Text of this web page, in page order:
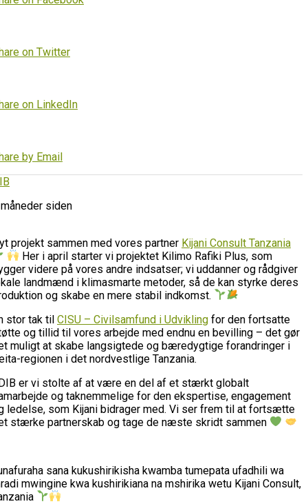
on Twitter
on LinkedIn
by Email
siden
projekt sammen med vores partner Kijani Consult Tanzania
Her i april starter vi projektet Kilimo Rafiki Plus, som
videre på vores andre indsatser; vi uddanner og rådgiver
landmænd i klimasmarte metoder, så de kan styrke deres
og skabe en mere stabil indkomst.
stor tak til CISU – Civilsamfund i Udvikling for den fortsatte
og tillid til vores arbejde med endnu en bevilling – det gør
muligt at skabe langsigtede og bæredygtige forandringer i
regionen i det nordvestlige Tanzania.
er vi stolte af at være en del af et stærkt globalt
og taknemmelige for den ekspertise, engagement
ledelse, som Kijani bidrager med. Vi ser frem til at fortsætte
stærke partnerskab og tage de næste skridt sammen
sana kukushirikisha kwamba tumepata ufadhili wa
mwingine kwa kushirikiana na mshirika wetu Kijani Consult,